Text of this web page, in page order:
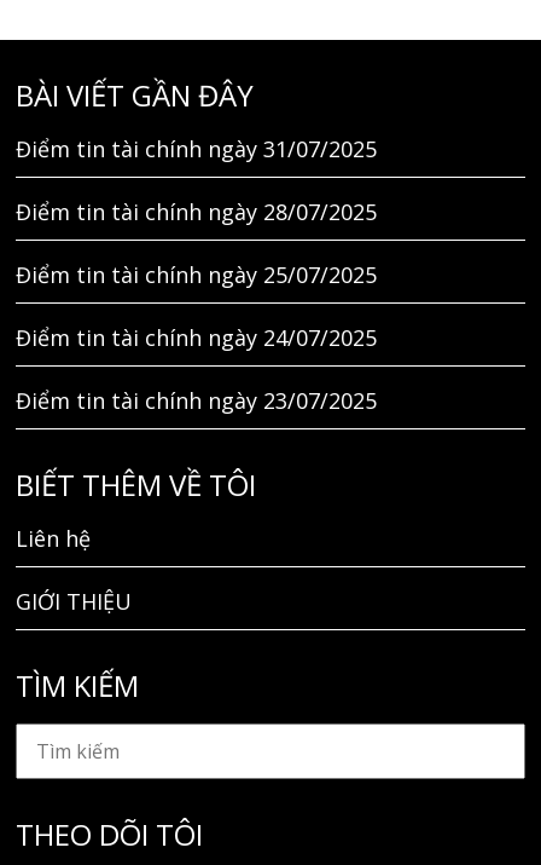
BÀI VIẾT GẦN ĐÂY
Điểm tin tài chính ngày 31/07/2025
Điểm tin tài chính ngày 28/07/2025
Điểm tin tài chính ngày 25/07/2025
Điểm tin tài chính ngày 24/07/2025
Điểm tin tài chính ngày 23/07/2025
BIẾT THÊM VỀ TÔI
Liên hệ
GIỚI THIỆU
TÌM KIẾM
THEO DÕI TÔI